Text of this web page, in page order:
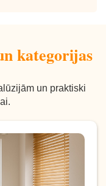
kategorijas
un praktiski